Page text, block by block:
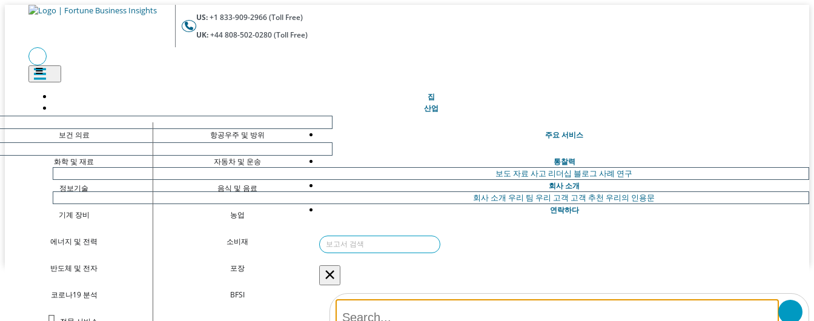
US:+1 833-909-2966 (Toll Free)
UK:+44 808-502-0280 (Toll Free)
집(현재의)
산업
보건 의료
화학 및 재료
정보기술
기계 장비
에너지 및 전력
반도체 및 전자
코로나19 분석
항공우주 및 방위
자동차 및 운송
음식 및 음료
농업
소비재
포장
BFSI
주요 서비스
통찰력
보도 자료 사고 리더십 블로그 사례 연구
회사 소개
회사 소개 우리 팀 우리 고객 고객 추천 우리의 인용문
연락하다
×